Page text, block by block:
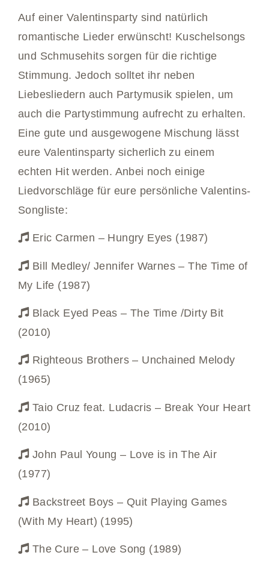
Auf einer Valentinsparty sind natürlich
romantische Lieder erwünscht! Kuschelsongs
und Schmusehits sorgen für die richtige
Stimmung. Jedoch solltet ihr neben
Liebesliedern auch Partymusik spielen, um
auch die Partystimmung aufrecht zu erhalten.
Eine gute und ausgewogene Mischung lässt
eure Valentinsparty sicherlich zu einem
echten Hit werden. Anbei noch einige
Liedvorschläge für eure persönliche Valentins-
Songliste:
Eric Carmen – Hungry Eyes (1987)
Bill Medley/ Jennifer Warnes – The Time of
My Life (1987)
Black Eyed Peas – The Time /Dirty Bit
(2010)
Righteous Brothers – Unchained Melody
(1965)
Taio Cruz feat. Ludacris – Break Your Heart
(2010)
John Paul Young – Love is in The Air
(1977)
Backstreet Boys – Quit Playing Games
(With My Heart) (1995)
The Cure – Love Song (1989)